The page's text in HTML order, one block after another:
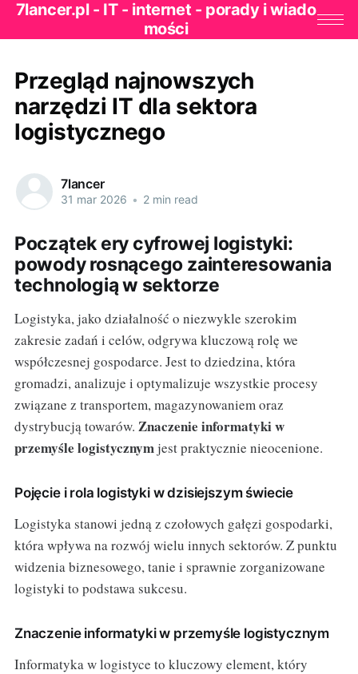
7lancer.pl - IT - internet - porady i wiado
mości
Przegląd najnowszych
narzędzi IT dla sektora
logistycznego
7lancer
31 mar 2026 • 2 min read
Początek ery cyfrowej logistyki:
powody rosnącego zainteresowania
technologią w sektorze
Logistyka, jako działalność o niezwykle szerokim
zakresie zadań i celów, odgrywa kluczową rolę we
współczesnej gospodarce. Jest to dziedzina, która
gromadzi, analizuje i optymalizuje wszystkie procesy
związane z transportem, magazynowaniem oraz
dystrybucją towarów. Znaczenie informatyki w
przemyśle logistycznymjest praktycznie nieocenione.
Pojęcie i rola logistyki w dzisiejszym świecie
Logistyka stanowi jedną z czołowych gałęzi gospodarki,
która wpływa na rozwój wielu innych sektorów. Z punktu
widzenia biznesowego, tanie i sprawnie zorganizowane
logistyki to podstawa sukcesu.
Znaczenie informatyki w przemyśle logistycznym
Informatyka w logistyce to kluczowy element, który